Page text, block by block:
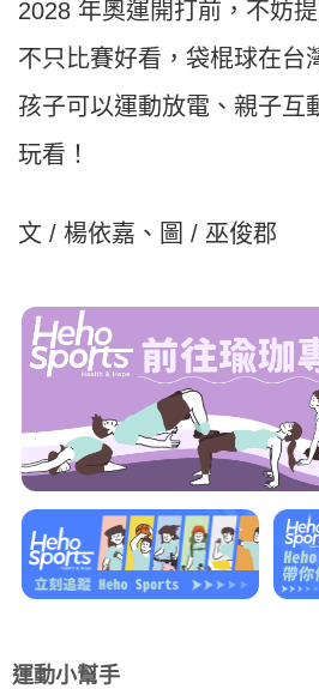
2028 年奧運開打前，不妨
不只比賽好看，袋棍球在台
孩子可以運動放電、親子互
玩看！
文 / 楊依嘉、圖 / 巫俊郡
運動小幫手